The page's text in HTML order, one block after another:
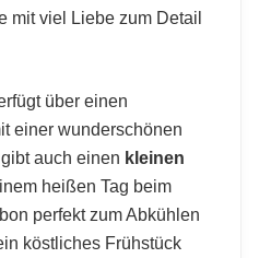
mit viel Liebe zum Detail
über einen
einer wunderschönen
auch einen kleinen
heißen Tag beim
perfekt zum Abkühlen
köstliches Frühstück